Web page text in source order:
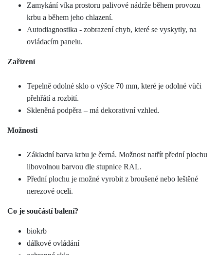
Zamykání víka prostoru palivové nádrže během provozu
krbu a během jeho chlazení.
Autodiagnostika - zobrazení chyb, které se vyskytly, na
ovládacím panelu.
Zařízení
Tepelně odolné sklo o výšce 70 mm, které je odolné vůči
přehřátí a rozbití.
Skleněná podpěra – má dekorativní vzhled.
Možnosti
Základní barva krbu je černá. Možnost natřít přední plochu
libovolnou barvou dle stupnice RAL.
Přední plochu je možné vyrobit z broušené nebo leštěné
nerezové oceli.
Co je součástí balení?
biokrb
dálkové ovládání